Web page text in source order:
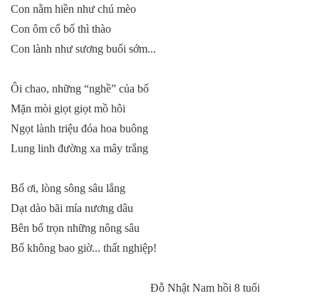
Con nằm hiền như chú mèo
Con ôm cổ bố thì thào
Con lành như sương buổi sớm...
Ôi chao, những “nghề” của bố
Mặn mòi giọt giọt mồ hôi
Ngọt lành triệu đóa hoa buông
Lung linh đường xa mây trắng
Bố ơi, lòng sông sâu lắng
Dạt dào bãi mía nương dâu
Bên bố trọn những nông sâu
Bố không bao giờ... thất nghiệp!
Đỗ Nhật Nam hồi 8 tuổi